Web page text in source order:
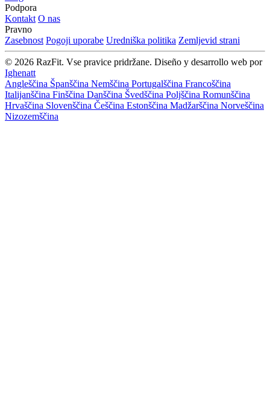
Podpora
Kontakt O nas
Pravno
Zasebnost Pogoji uporabe Uredniška politika Zemljevid strani
© 2026 RazFit. Vse pravice pridržane. Diseño y desarrollo web por
Ighenatt
Angleščina Španščina Nemščina Portugalščina Francoščina
Italijanščina Finščina Danščina Švedščina Poljščina Romunščina
Hrvaščina Slovenščina Češčina Estonščina Madžarščina Norveščina
Nizozemščina